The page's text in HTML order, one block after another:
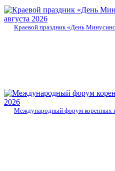
августа 2026
Краевой праздник «День
2026
Международный форум коренных